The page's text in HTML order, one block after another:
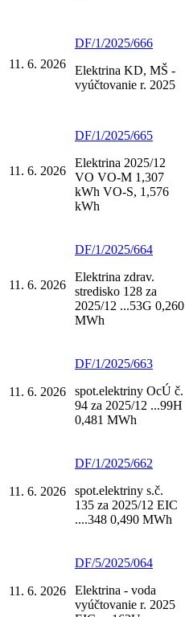
11. 6. 2026
DF/1/2025/666
Elektrina KD, MŠ -
vyúčtovanie r. 2025
11. 6. 2026
DF/1/2025/665
Elektrina 2025/12
VO VO-M 1,307
kWh VO-S, 1,576
kWh
11. 6. 2026
DF/1/2025/664
Elektrina zdrav.
stredisko 128 za
2025/12 ...53G 0,260
MWh
11. 6. 2026
DF/1/2025/663
spot.elektriny OcÚ č.
94 za 2025/12 ...99H
0,481 MWh
11. 6. 2026
DF/1/2025/662
spot.elektriny s.č.
135 za 2025/12 EIC
....348 0,490 MWh
11. 6. 2026
DF/5/2025/064
Elektrina - voda
vyúčtovanie r. 2025